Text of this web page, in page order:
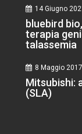
14 Giugno
bluebird
terapia
talassemia
8 Maggio 2017
Mitsubishi:
(SLA)